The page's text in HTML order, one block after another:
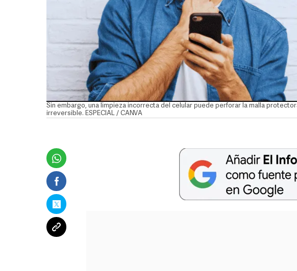
Sin embargo, una limpieza incorrecta del celular puede perforar la malla
irreversible. ESPECIAL / CANVA